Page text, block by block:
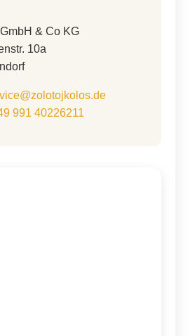
& Co KG
10a
991 40226211